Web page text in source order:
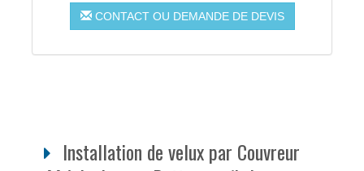
CONTACT OU DEMANDE DE DEVIS
Installation de velux par Couvreur